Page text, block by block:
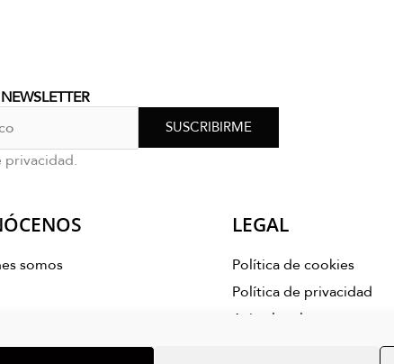
SUSCRIBIRME
somos
LEGAL
Política de cookies
Política de privacidad
Aviso legal